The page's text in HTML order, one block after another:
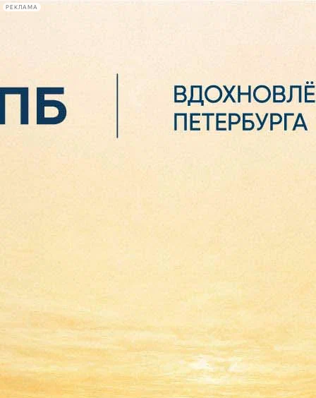
РЕКЛАМА
Сегодня:
2026.08.06
20:46